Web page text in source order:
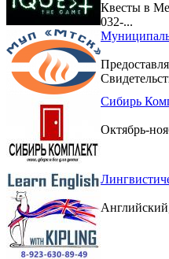
Квесты в
032-...
Сибирь
Октябрь-